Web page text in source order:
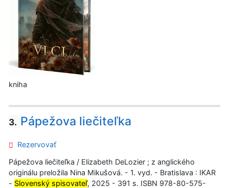
kniha
3. Pápežova liečiteľka
Rezervovať
Pápežova liečiteľka / Elizabeth DeLozier ; z anglického
originálu preložila Nina Mikušová. - 1. vyd. - Bratislava : IKAR
- Slovenský spisovateľ, 2025 - 391 s. ISBN 978-80-575-